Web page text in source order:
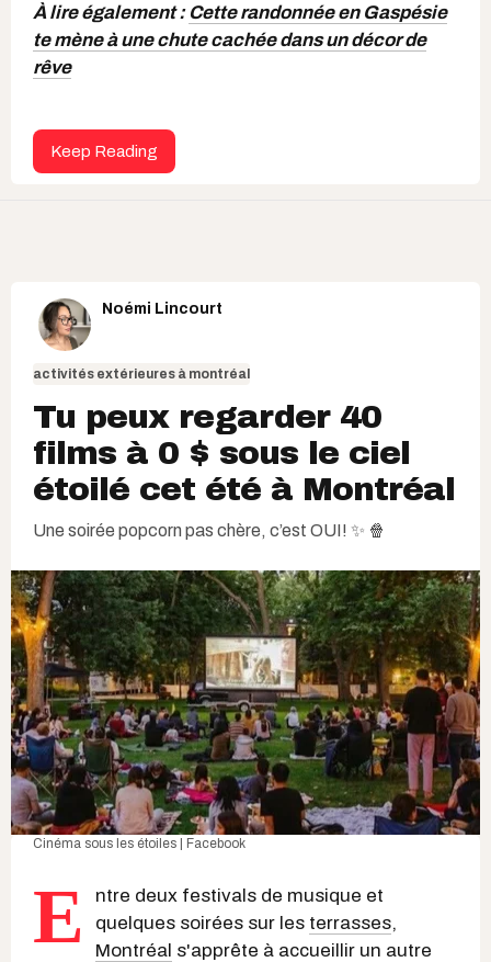
À lire également : Cette randonnée en Gaspésie
te mène à une chute cachée dans un décor de
rêve
Keep Reading
Noémi Lincourt
activités extérieures à montréal
Tu peux regarder 40
films à 0 $ sous le ciel
étoilé cet été à Montréal
Une soirée popcorn pas chère, c’est OUI! ✨ 🍿
Cinéma sous les étoiles | Facebook
E
ntre deux festivals de musique et
quelques soirées sur les terrasses,
Montréal s'apprête à accueillir un autre